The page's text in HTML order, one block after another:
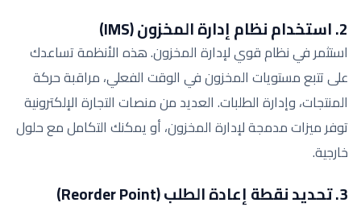
2. استخدام نظام إدارة المخزون (IMS)
استثمر في نظام قوي لإدارة المخزون. هذه الأنظمة تساعدك
على تتبع مستويات المخزون في الوقت الفعلي، مراقبة حركة
المنتجات، وإدارة الطلبات. العديد من منصات التجارة الإلكترونية
توفر ميزات مدمجة لإدارة المخزون، أو يمكنك التكامل مع حلول
خارجية.
3. تحديد نقطة إعادة الطلب (Reorder Point)